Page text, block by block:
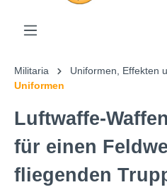
Militaria
Uniformen, Effekten
Uniformen
Luftwaffe-
für einen
fliegenden